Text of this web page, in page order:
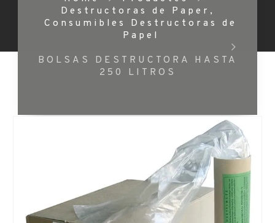
Destructoras de Paper ,
Consumibles Destructoras de
Papel
BOLSAS DESTRUCTORA HASTA
250 LITROS